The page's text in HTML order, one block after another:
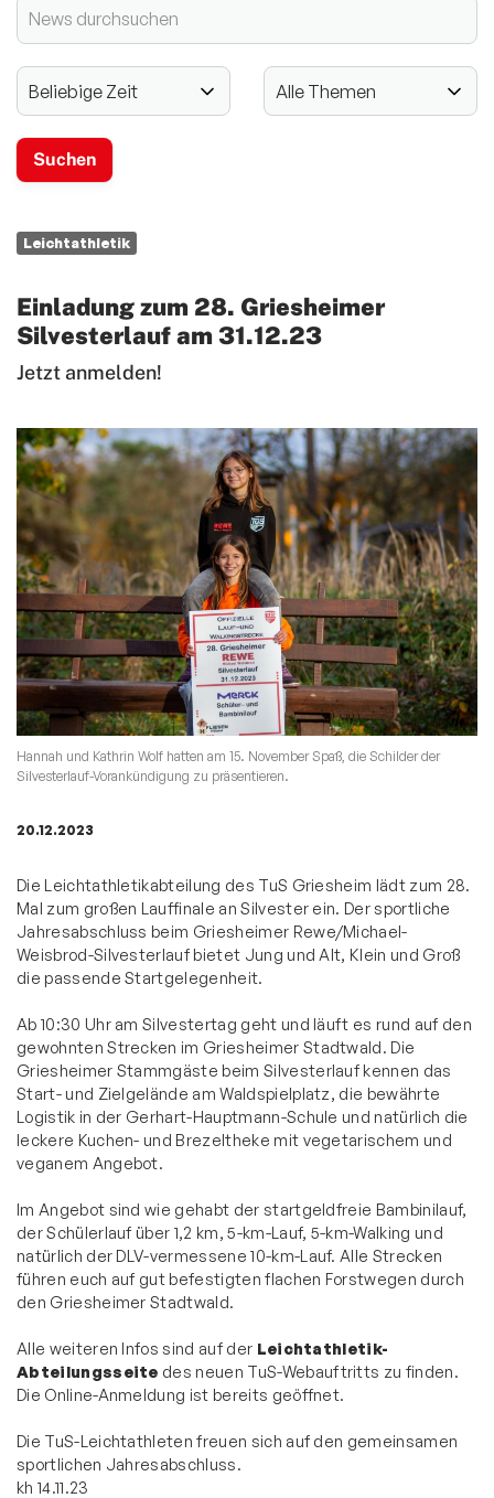
Leichtathletik
Einladung zum 28. Griesheimer
Silvesterlauf am 31.12.23
Jetzt anmelden!
Hannah und Kathrin Wolf hatten am 15. November Spaß, die Schilder der
Silvesterlauf-Vorankündigung zu präsentieren.
20.12.2023
Die Leichtathletikabteilung des TuS Griesheim lädt zum 28.
Mal zum großen Lauffinale an Silvester ein. Der sportliche
Jahresabschluss beim Griesheimer Rewe/Michael-
Weisbrod-Silvesterlauf bietet Jung und Alt, Klein und Groß
die passende Startgelegenheit.
Ab 10:30 Uhr am Silvestertag geht und läuft es rund auf den
gewohnten Strecken im Griesheimer Stadtwald. Die
Griesheimer Stammgäste beim Silvesterlauf kennen das
Start- und Zielgelände am Waldspielplatz, die bewährte
Logistik in der Gerhart-Hauptmann-Schule und natürlich die
leckere Kuchen- und Brezeltheke mit vegetarischem und
veganem Angebot.
Im Angebot sind wie gehabt der startgeldfreie Bambinilauf,
der Schülerlauf über 1,2 km, 5-km-Lauf, 5-km-Walking und
natürlich der DLV-vermessene 10-km-Lauf. Alle Strecken
führen euch auf gut befestigten flachen Forstwegen durch
den Griesheimer Stadtwald.
Alle weiteren Infos sind auf der Leichtathletik-
Abteilungsseite des neuen TuS-Webauftritts zu finden.
Die Online-Anmeldung ist bereits geöffnet.
Die TuS-Leichtathleten freuen sich auf den gemeinsamen
sportlichen Jahresabschluss.
kh 14.11.23
2024 - 125-jähriges Jubiläum
Mitglieder-Service
Verantwortung